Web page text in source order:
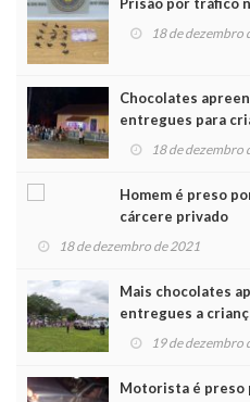
Prisão por tráfico
18 de dezembro
Chocolates
entregues para
Noel
18 de dezembro
Homem é preso
cárcere privado
18 de dezembro de 2021
Mais chocolates
entregues a
19 de dezembro
Motorista é preso